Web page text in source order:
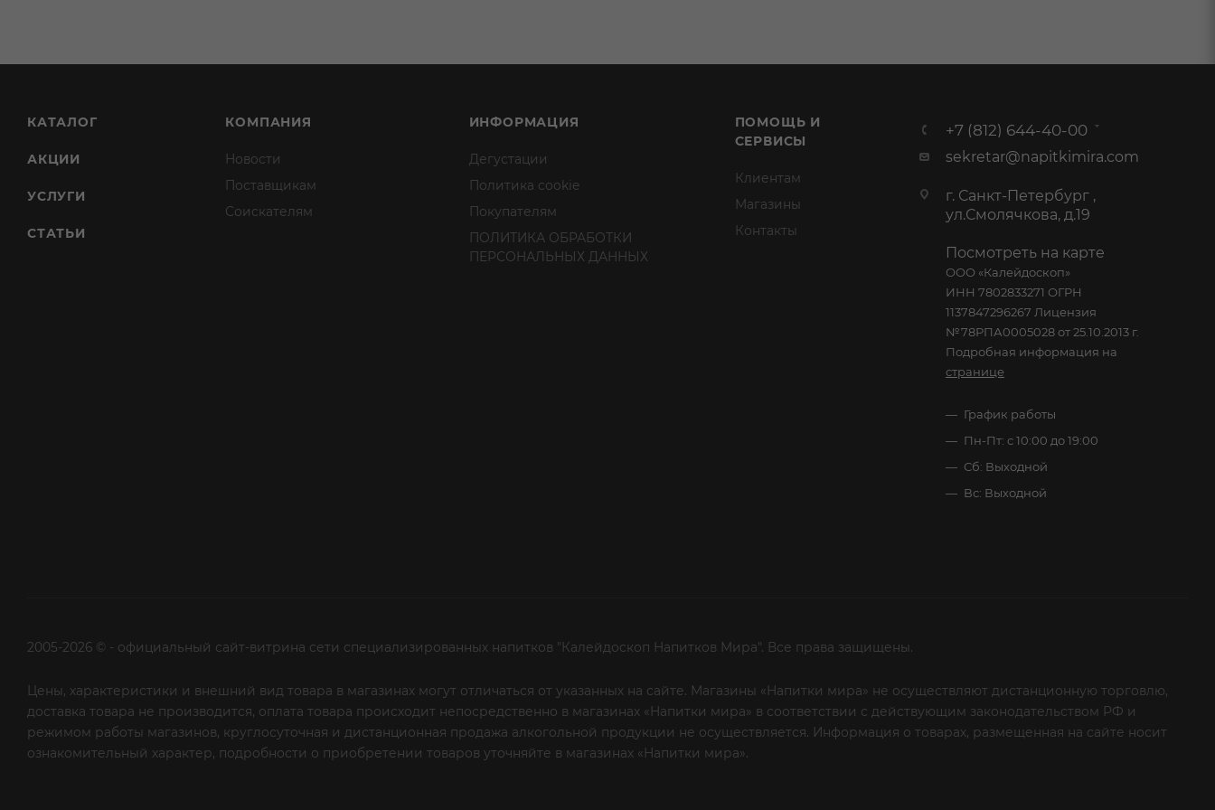
КАТАЛОГ
АКЦИИ
УСЛУГИ
СТАТЬИ
КОМПАНИЯ
Новости
Поставщикам
Соискателям
ИНФОРМАЦИЯ
Дегустации
Политика cookie
Покупателям
ПОЛИТИКА ОБРАБОТКИ
ПЕРСОНАЛЬНЫХ ДАННЫХ
ПОМОЩЬ И
СЕРВИСЫ
Клиентам
Магазины
Контакты
+7 (812) 644-40-00
sekretar@napitkimira.com
г. Санкт-Петербург ,
ул.Смолячкова, д.19
Посмотреть на карте
ООО «Калейдоскоп»
ИНН 7802833271 ОГРН
1137847296267 Лицензия
№78РПА0005028 от 25.10.2013 г.
Подробная информация на
странице
График работы
Пн-Пт: с 10:00 до 19:00
Сб: Выходной
Вс: Выходной
2005-2026 © - официальный сайт-витрина сети специализированных напитков "Калейдоскоп Напитков Мира". Все права защищены.
Цены, характеристики и внешний вид товара в магазинах могут отличаться от указанных на сайте. Магазины «Напитки мира» не осуществляют дистанционную торговлю,
доставка товара не производится, оплата товара происходит непосредственно в магазинах «Напитки мира» в соответствии с действующим законодательством РФ и
режимом работы магазинов, круглосуточная и дистанционная продажа алкогольной продукции не осуществляется. Информация о товарах, размещенная на сайте носит
ознакомительный характер, подробности о приобретении товаров уточняйте в магазинах «Напитки мира».